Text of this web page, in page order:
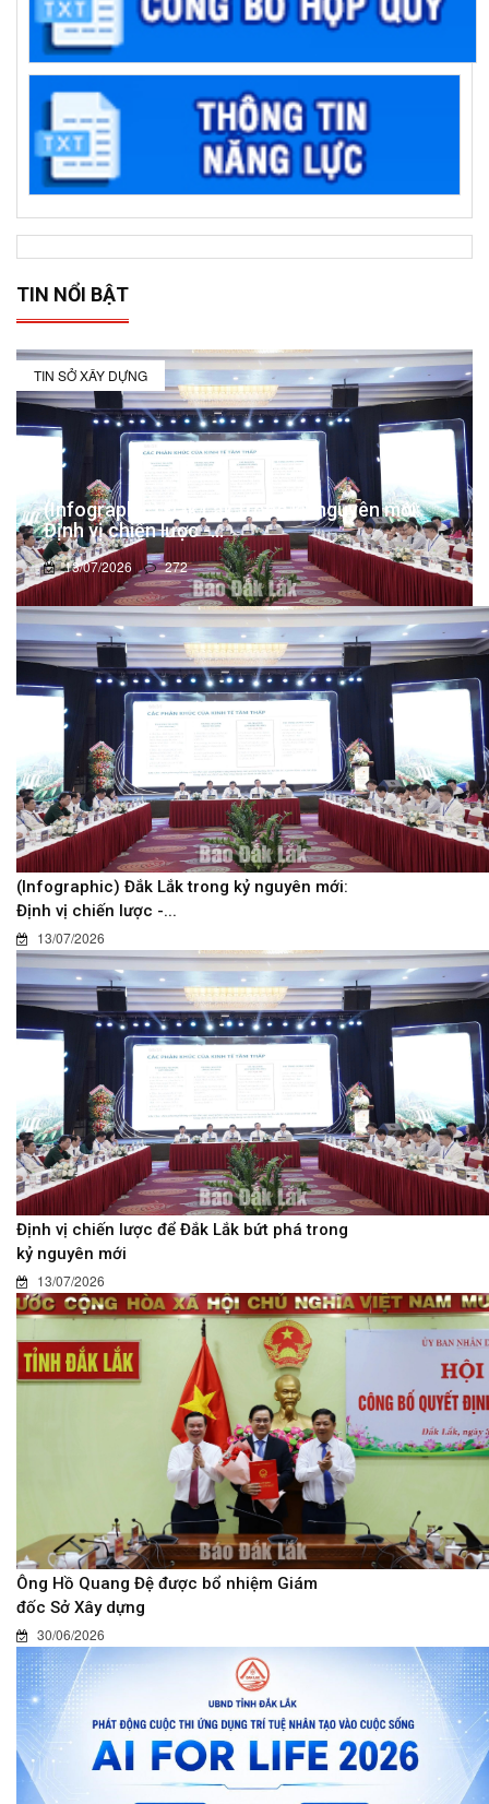
TIN NỔI BẬT
TIN SỞ XÂY DỰNG
(Infographic) Đắk Lắk trong kỷ nguyên mới:
Định vị chiến lược -...
13/07/2026 272
(Infographic) Đắk Lắk trong kỷ nguyên mới:
Định vị chiến lược -...
13/07/2026
Định vị chiến lược để Đắk Lắk bứt phá trong
kỷ nguyên mới
13/07/2026
Ông Hồ Quang Đệ được bổ nhiệm Giám
đốc Sở Xây dựng
30/06/2026